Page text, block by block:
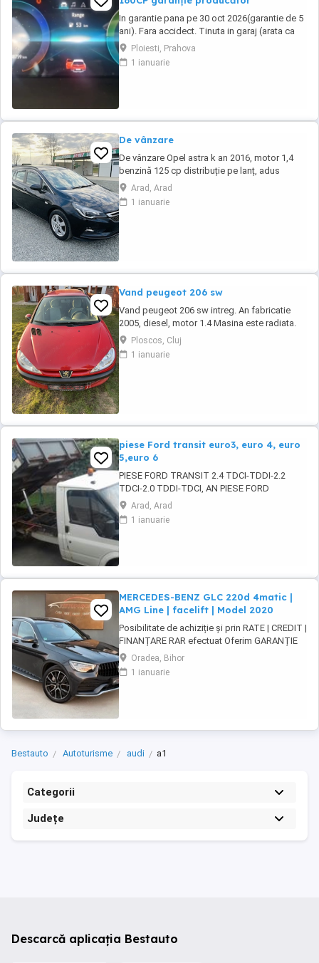
In garantie pana pe 30 oct 2026(garantie de 5
ani). Fara accidect. Tinuta in garaj (arata ca
noua, nu are zgarieturi). Folosita doar la
naveta(30km zilnic). Nu are urme de uzura,
placutele si discurile nu sunt deloc uzate
Ploiesti, Prahova
1 ianuarie
De vânzare
De vânzare Opel astra k an 2016, motor 1,4
benzină 125 cp distribuție pe lanț, adus
recent din Germania, stare bună din toate
punctele de vedere, nu necesită investiții,
foarte multe dotări, faruri cu led și xenon,
Arad, Arad
1 ianuarie
Vand peugeot 206 sw
Vand peugeot 206 sw intreg. An fabricatie
2005, diesel, motor 1.4 Masina este radiata.
Pentru mai multe detalii va rog sunati la nr. de
telefon afisat:
Ploscos, Cluj
1 ianuarie
piese Ford transit euro3, euro 4, euro
5,euro 6
PIESE FORD TRANSIT 2.4 TDCI-TDDI-2.2
TDCI-2.0 TDDI-TDCI, AN PIESE FORD
TRANSIT EURO 3-4 SI 5 si 6, MOTOR
2.4TDCI-TDDI-2.2 TDCI-2.0 TDCI-TDDI, CUTIE
5 SI 6 VITEZE,CHIULOASE,GRUPURI PUNTE
Arad, Arad
1 ianuarie
MERCEDES-BENZ GLC 220d 4matic |
AMG Line | facelift | Model 2020
Posibilitate de achiziție și prin RATE | CREDIT |
FINANȚARE RAR efectuat Oferim GARANȚIE
12 luni sau 10.000 km MERCEDES-BENZ GLC
220d 4MATIC AMG Line | facelift | Model 2020
Motor - 2.0 diesel 194cp. Euro 6 | 4Matic ( 4x4
Oradea, Bihor
1 ianuarie
Bestauto Autoturisme audi a1
Categorii
Județe
Descarcă aplicația Bestauto